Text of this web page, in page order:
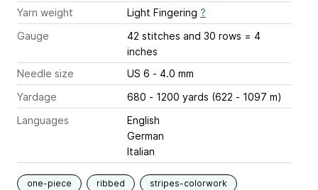
Yarn weight
Light Fingering ?
Gauge
42 stitches and 30 rows = 4
inches
Needle size
US 6 - 4.0 mm
Yardage
680 - 1200 yards (622 - 1097 m)
Languages
English
German
Italian
one-piece ribbed stripes-colorwork